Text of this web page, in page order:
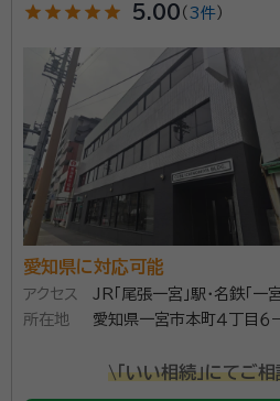
能な限りスムーズに対応します。
資格等：行政書士・宅建士・外国人雇用
所属団体： 愛知県行政書士会
star star star star star 5.00 （ 3件）
愛知県に対応可能
アクセス
JR「尾張一宮」駅・名鉄「一
所在地
愛知県一宮市本町４丁目
\「いい相続」にてご